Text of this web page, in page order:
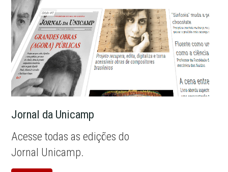
Jornal da Unicamp
Acesse todas as edições do
Jornal Unicamp.